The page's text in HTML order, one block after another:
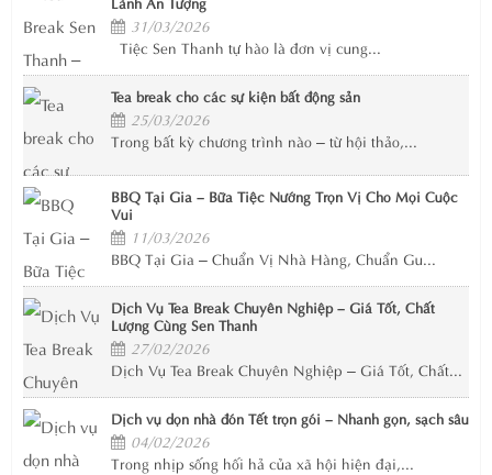
31/03/2026
Tiệc Sen Thanh tự hào là đơn vị cung...
Tea break cho các sự kiện bất động sản
25/03/2026
Trong bất kỳ chương trình nào – từ hội thảo,...
BBQ Tại Gia – Bữa Tiệc Nướng Trọn Vị Cho Mọi Cuộc
Vui
11/03/2026
BBQ Tại Gia – Chuẩn Vị Nhà Hàng, Chuẩn Gu...
Dịch Vụ Tea Break Chuyên Nghiệp – Giá Tốt, Chất
Lượng Cùng Sen Thanh
27/02/2026
Dịch Vụ Tea Break Chuyên Nghiệp – Giá Tốt, Chất...
Dịch vụ dọn nhà đón Tết trọn gói – Nhanh gọn, sạch sâu
04/02/2026
Trong nhịp sống hối hả của xã hội hiện đại,...